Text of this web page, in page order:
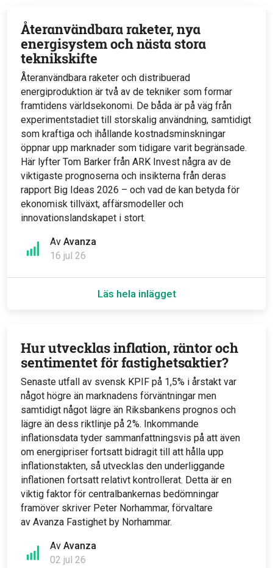
Av Avanza
16 jul 26
Återanvändbara raketer, nya
energisystem och nästa stora
teknikskifte
Återanvändbara raketer och distribuerad
energiproduktion är två av de tekniker som formar
framtidens världsekonomi. De båda är på väg från
experimentstadiet till storskalig användning, samtidigt
som kraftiga och ihållande kostnadsminskningar
öppnar upp marknader som tidigare varit begränsade.
Här lyfter Tom Barker från ARK Invest några av de
viktigaste prognoserna och insikterna från deras
rapport Big Ideas 2026 – och vad de kan betyda för
ekonomisk tillväxt, affärsmodeller och
innovationslandskapet i stort.
Läs hela inlägget
Av Avanza
02 jul 26
Hur utvecklas inflation, räntor och
sentimentet för fastighetsaktier?
Senaste utfall av svensk KPIF på 1,5% i årstakt var
något högre än marknadens förväntningar men
samtidigt något lägre än Riksbankens prognos och
lägre än dess riktlinje på 2%. Inkommande
inflationsdata tyder sammanfattningsvis på att även
om energipriser fortsatt bidragit till att hålla upp
inflationstakten, så utvecklas den underliggande
inflationen fortsatt relativt kontrollerat. Detta är en
viktig faktor för centralbankernas bedömningar
framöver skriver Peter Norhammar, förvaltare
av Avanza Fastighet by Norhammar.